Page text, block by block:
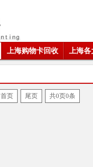
上海购物卡回收 上海
首页 尾页 共0页0条